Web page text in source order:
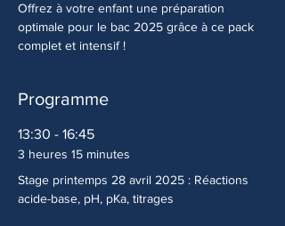
Offrez à votre enfant une préparation
optimale pour le bac 2025 grâce à ce pack
complet et intensif !
Programme
13:30 - 16:45
3 heures 15 minutes
Stage printemps 28 avril 2025 : Réactions
acide-base, pH, pKa, titrages